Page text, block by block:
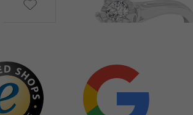
von € 949